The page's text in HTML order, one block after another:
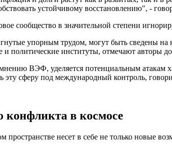
устойчивому восстановлению", -
сообщество в значительной степени
упорным трудом, могут быть сведены на
и политические институты, отмечают авторы
ВЭФ, уделяется потенциальным атакам
эту сферу под международный контроль,
конфликта в космосе
пространстве несет в себе не только новые